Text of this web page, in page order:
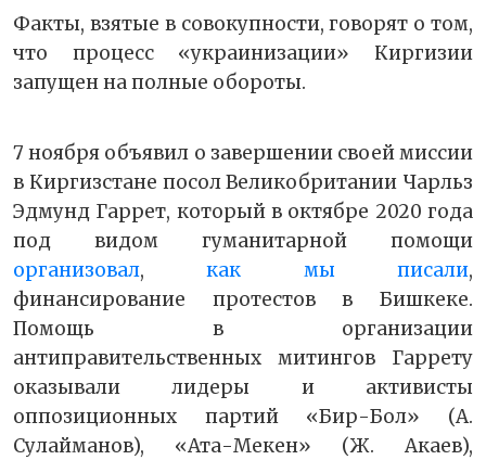
Факты, взятые в совокупности, говорят о том,
что процесс «украинизации» Киргизии
запущен на полные обороты.
7 ноября объявил о завершении своей миссии
в Киргизстане посол Великобритании Чарльз
Эдмунд Гаррет, который в октябре 2020 года
под видом гуманитарной помощи
организовал,как мы писали,
финансирование протестов в Бишкеке.
Помощь в организации
антиправительственных митингов Гаррету
оказывали лидеры и активисты
оппозиционных партий «Бир-Бол» (А.
Сулайманов), «Ата-Мекен» (Ж. Акаев),